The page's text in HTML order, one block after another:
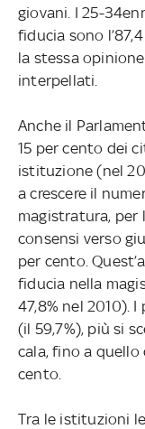
giovani. I 25-
fiducia sono
la stessa
interpellati.
Anche il
15 per cento dei
istituzione (nel
a crescere il
magistratura,
consensi verso
per cento.
fiducia nella
47,8% nel 2010).
(il 59,7%), più si
cala, fino a quello
cento.
Tra le istituzioni